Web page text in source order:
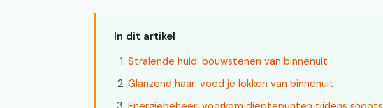
In dit artikel
Stralende huid: bouwstenen van binnenuit
Glanzend haar: voed je lokken van binnenuit